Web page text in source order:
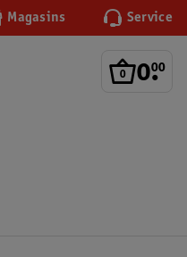
Magasins Service
0.
00